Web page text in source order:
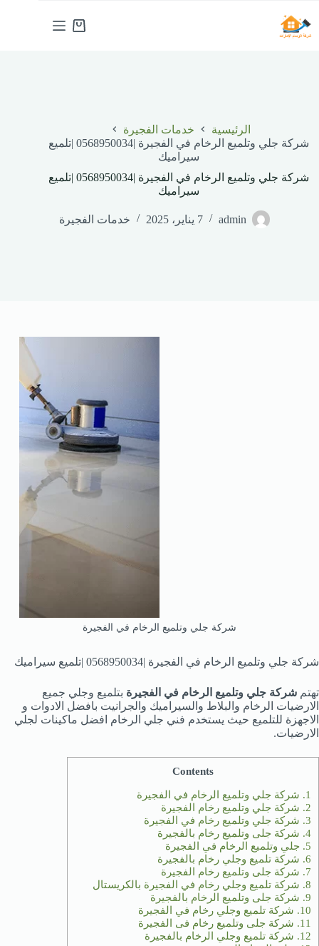
إلى
المحتوى
عربة
الرئيسية
خدمات الفجيرة
شركة جلي وتلميع الرخام في الفجيرة |0568950034 |تلميع
سيراميك
شركة جلي وتلميع الرخام في الفجيرة |0568950034 |تلميع
سيراميك
admin 7 يناير، 2025 خدمات الفجيرة
شركة جلي وتلميع الرخام في الفجيرة
شركة جلي وتلميع الرخام في الفجيرة |0568950034 |تلميع سيراميك
تهتم شركة جلي وتلميع الرخام في الفجيرة بتلميع وجلي جميع
الارضيات الرخام والبلاط والسيراميك والجرانيت بافضل الادوات و
الاجهزة للتلميع حيث يستخدم فني جلي الرخام افضل ماكينات لجلي
الارضيات.
Contents
1. شركة جلي وتلميع الرخام في الفجيرة
2. شركة جلي وتلميع رخام الفجيرة
3. شركة جلي وتلميع رخام في الفجيرة
4. شركة جلى وتلميع رخام بالفجيرة
5. جلي وتلميع الرخام في الفجيرة
6. شركة تلميع وجلي رخام بالفجيرة
7. شركة جلى وتلميع رخام الفجيرة
8. شركة تلميع وجلي رخام في الفجيرة بالكريستال
9. شركة جلى وتلميع الرخام بالفجيرة
10. شركة تلميع وجلي رخام في الفجيرة
11. شركة جلى وتلميع رخام فى الفجيرة
12. شركة تلميع وجلي الرخام بالفجيرة